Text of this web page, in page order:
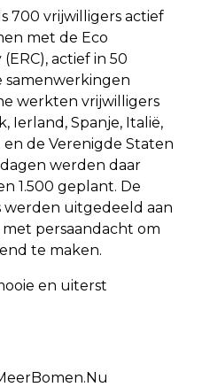
700 vrijwilligers actief
met de Eco
actief in 50
samenwerkingen
werkten vrijwilligers
Ierland, Spanje, Italië,
de Verenigde Staten
werden daar
1.500 geplant. De
werden uitgedeeld aan
persaandacht om
te maken.
en uiterst